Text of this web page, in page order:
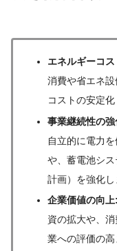
エネルギーコ
消費や省エネ
コストの安定化
事業継続性の
自立的に電力
や、蓄電池シ
計画）を強化し
企業価値の向上:
資の拡大や、
業への評価の